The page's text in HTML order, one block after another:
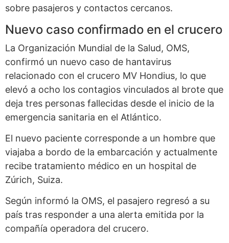
sobre pasajeros y contactos cercanos.
Nuevo caso confirmado en el crucero
La Organización Mundial de la Salud, OMS,
confirmó un nuevo caso de hantavirus
relacionado con el crucero MV Hondius, lo que
elevó a ocho los contagios vinculados al brote que
deja tres personas fallecidas desde el inicio de la
emergencia sanitaria en el Atlántico.
El nuevo paciente corresponde a un hombre que
viajaba a bordo de la embarcación y actualmente
recibe tratamiento médico en un hospital de
Zúrich, Suiza.
Según informó la OMS, el pasajero regresó a su
país tras responder a una alerta emitida por la
compañía operadora del crucero.